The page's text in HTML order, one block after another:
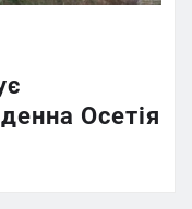
Осетія